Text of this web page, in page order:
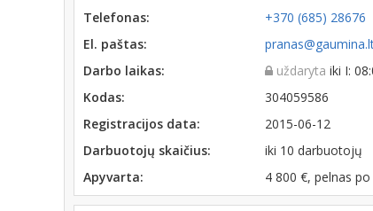
Telefonas:
+370 (685) 28676
El. paštas:
Darbo laikas:
uždaryta iki I:
Kodas:
304059586
Registracijos data:
2015-06-12
Darbuotojų skaičius:
iki 10 darbuotojų
Apyvarta:
4 800 €, pelnas